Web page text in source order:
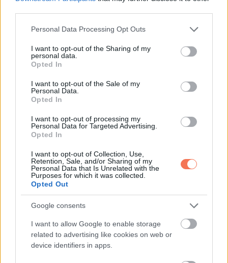
Please note that this website/app uses one or more Google
not limited to your visit or usage behaviour. You may click to
grant or deny consent to Google and its third-party tags to
use your data for below specified purposes in below Google
consent section.
Personal Data Processing Opt Outs
I want to opt-out of the Sharing of my
personal data.
Opted In
I want to opt-out of the Sale of my
Personal Data.
Opted In
I want to opt-out of processing my
Personal Data for Targeted Advertising.
Opted In
I want to opt-out of Collection, Use,
Retention, Sale, and/or Sharing of my
Personal Data that Is Unrelated with the
Purposes for which it was collected.
Opted Out
Google consents
I want to allow Google to enable storage
related to advertising like cookies on web or
device identifiers in apps.
10. A mai napon ebédidőben sikerült lelepleznem egy kettős